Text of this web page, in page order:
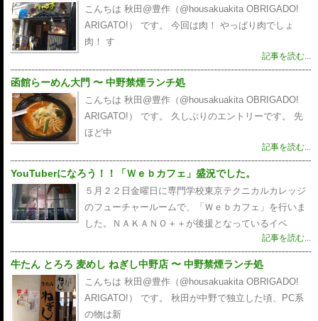
こんちは 秋田@豊作（@housakuakita‎ OBRIGADO!
ARIGATO!） です。 今回は肉！ やっぱり肉でしょ
肉！ す
記事を読む...
函館らーめん大門 〜 中野禁煙ランチ処
こんちは 秋田@豊作（@housakuakita‎ OBRIGADO!
ARIGATO!） です。 久しぶりのエントリーです。 先
ほど中
記事を読む...
YouTuberになろう！！「Ｗｅｂカフェ」盛況でした。
５月２２日金曜日に専門学校東京テクニカルカレッジ
のフューチャールームで、「Ｗｅｂカフェ」を行いま
した。ＮＡＫＡＮＯ＋＋が後援となっているイベ
記事を読む...
牛たん とろろ 麦めし ねぎし中野店 〜 中野禁煙ランチ処
こんちは 秋田@豊作（@housakuakita‎ OBRIGADO!
ARIGATO!） です。 秋田が中野で独立した頃、PC系
の物は新